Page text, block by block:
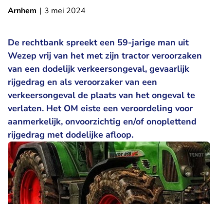
Arnhem | 3 mei 2024
De rechtbank spreekt een 59-jarige man uit
Wezep vrij van het met zijn tractor veroorzaken
van een dodelijk verkeersongeval, gevaarlijk
rijgedrag en als veroorzaker van een
verkeersongeval de plaats van het ongeval te
verlaten. Het OM eiste een veroordeling voor
aanmerkelijk, onvoorzichtig en/of onoplettend
rijgedrag met dodelijke afloop.